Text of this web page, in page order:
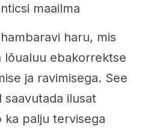
maailma
haru, mis
lõualuu ebakorrektse
ja ravimisega. See
saavutada ilusat
ka palju tervisega